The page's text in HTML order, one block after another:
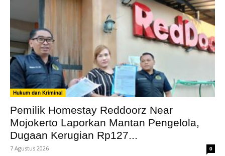
Hukum dan Kriminal
Pemilik Homestay Reddoorz Near
Mojokerto Laporkan Mantan Pengelola,
Dugaan Kerugian Rp127...
7 Agustus 2026 0